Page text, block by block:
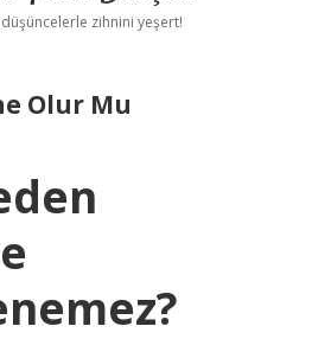
Yasal Uyarı
düşüncelerle zihnini yeşert!
Olur Mu